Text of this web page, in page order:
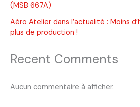
(MSB 667A)
Aéro Atelier dans l’actualité : Moins
plus de production !
Recent Comments
Aucun commentaire à afficher.